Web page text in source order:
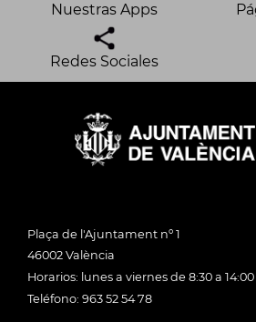
Nuestras Apps
Redes Sociales
Plaça de l'Ajuntament nº 1
46002 València
Horarios: lunes a viernes de 8:30 a
Teléfono: 963 52 54 78